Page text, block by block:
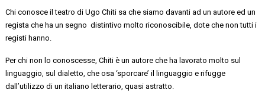
Chi conosce il teatro di Ugo Chiti sa che siamo davanti ad un autore ed un
regista che ha un segno distintivo molto riconoscibile, dote che non tutti i
registi hanno.
Per chi non lo conoscesse, Chiti è un autore che ha lavorato molto sul
linguaggio, sul dialetto, che osa ‘sporcare’ il linguaggio e rifugge
dall’utilizzodiun italiano letterario, quasi astratto.